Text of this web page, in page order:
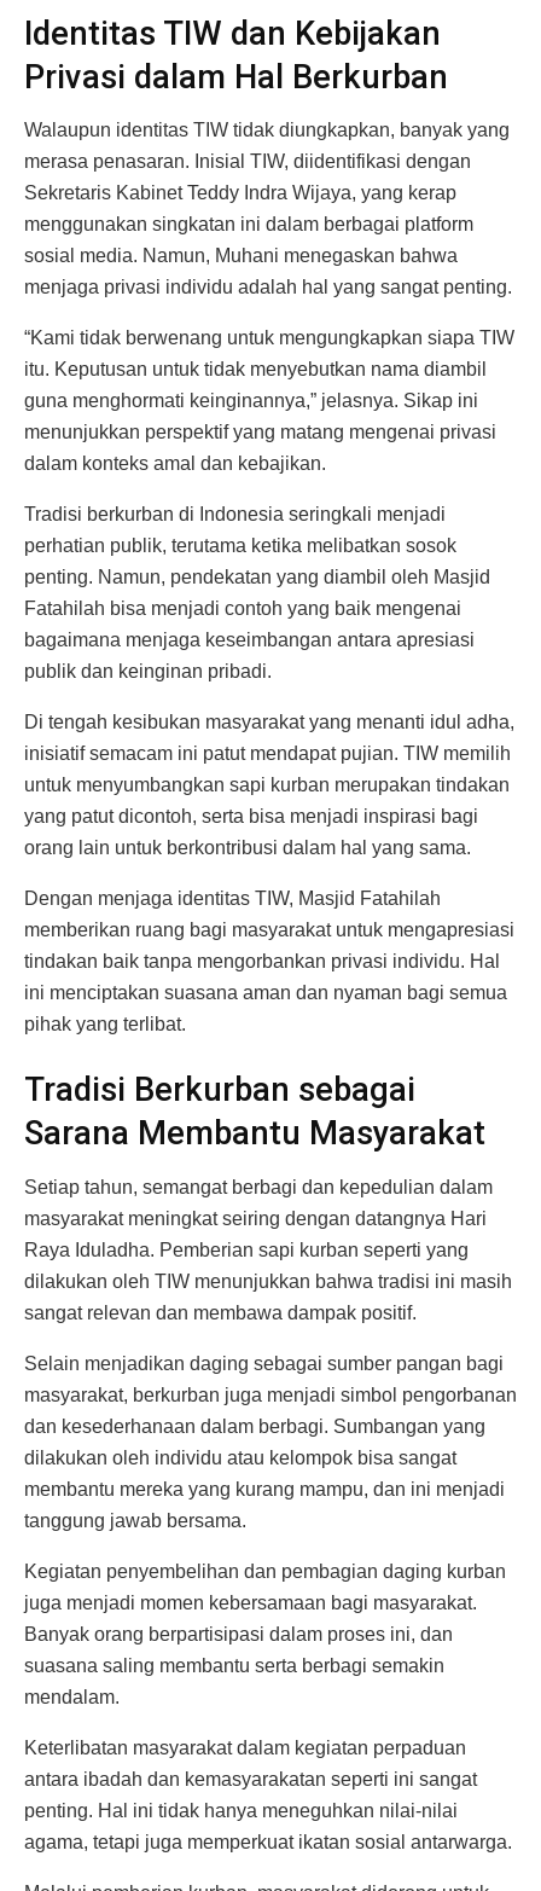
Identitas TIW dan Kebijakan
Privasi dalam Hal Berkurban
Walaupun identitas TIW tidak diungkapkan, banyak yang
merasa penasaran. Inisial TIW, diidentifikasi dengan
Sekretaris Kabinet Teddy Indra Wijaya, yang kerap
menggunakan singkatan ini dalam berbagai platform
sosial media. Namun, Muhani menegaskan bahwa
menjaga privasi individu adalah hal yang sangat penting.
“Kami tidak berwenang untuk mengungkapkan siapa TIW
itu. Keputusan untuk tidak menyebutkan nama diambil
guna menghormati keinginannya,” jelasnya. Sikap ini
menunjukkan perspektif yang matang mengenai privasi
dalam konteks amal dan kebajikan.
Tradisi berkurban di Indonesia seringkali menjadi
perhatian publik, terutama ketika melibatkan sosok
penting. Namun, pendekatan yang diambil oleh Masjid
Fatahilah bisa menjadi contoh yang baik mengenai
bagaimana menjaga keseimbangan antara apresiasi
publik dan keinginan pribadi.
Di tengah kesibukan masyarakat yang menanti idul adha,
inisiatif semacam ini patut mendapat pujian. TIW memilih
untuk menyumbangkan sapi kurban merupakan tindakan
yang patut dicontoh, serta bisa menjadi inspirasi bagi
orang lain untuk berkontribusi dalam hal yang sama.
Dengan menjaga identitas TIW, Masjid Fatahilah
memberikan ruang bagi masyarakat untuk mengapresiasi
tindakan baik tanpa mengorbankan privasi individu. Hal
ini menciptakan suasana aman dan nyaman bagi semua
pihak yang terlibat.
Tradisi Berkurban sebagai
Sarana Membantu Masyarakat
Setiap tahun, semangat berbagi dan kepedulian dalam
masyarakat meningkat seiring dengan datangnya Hari
Raya Iduladha. Pemberian sapi kurban seperti yang
dilakukan oleh TIW menunjukkan bahwa tradisi ini masih
sangat relevan dan membawa dampak positif.
Selain menjadikan daging sebagai sumber pangan bagi
masyarakat, berkurban juga menjadi simbol pengorbanan
dan kesederhanaan dalam berbagi. Sumbangan yang
dilakukan oleh individu atau kelompok bisa sangat
membantu mereka yang kurang mampu, dan ini menjadi
tanggung jawab bersama.
Kegiatan penyembelihan dan pembagian daging kurban
juga menjadi momen kebersamaan bagi masyarakat.
Banyak orang berpartisipasi dalam proses ini, dan
suasana saling membantu serta berbagi semakin
mendalam.
Keterlibatan masyarakat dalam kegiatan perpaduan
antara ibadah dan kemasyarakatan seperti ini sangat
penting. Hal ini tidak hanya meneguhkan nilai-nilai
agama, tetapi juga memperkuat ikatan sosial antarwarga.